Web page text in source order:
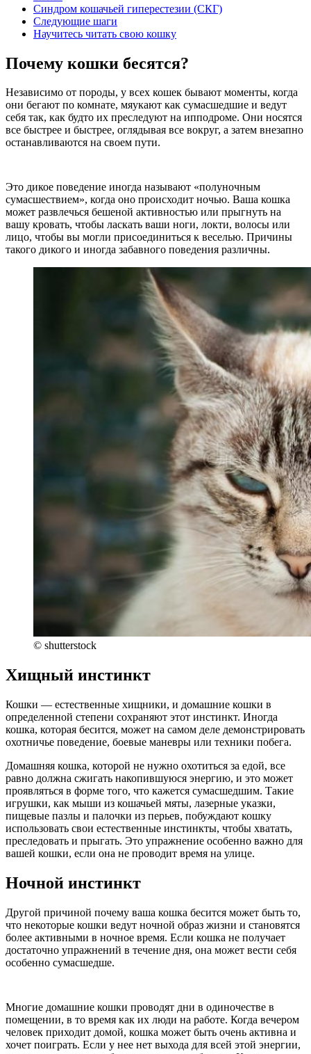
Синдром кошачьей гиперестезии (СКГ)
Следующие шаги
Научитесь читать свою кошку
Почему кошки бесятся?
Независимо от породы, у всех кошек бывают моменты, когда
они бегают по комнате, мяукают как сумасшедшие и ведут
себя так, как будто их преследуют на ипподроме. Они носятся
все быстрее и быстрее, оглядывая все вокруг, а затем внезапно
останавливаются на своем пути.
Это дикое поведение иногда называют «полуночным
сумасшествием», когда оно происходит ночью. Ваша кошка
может развлечься бешеной активностью или прыгнуть на
вашу кровать, чтобы ласкать ваши ноги, локти, волосы или
лицо, чтобы вы могли присоединиться к веселью. Причины
такого дикого и иногда забавного поведения различны.
© shutterstock
Хищный инстинкт
Кошки — естественные хищники, и домашние кошки в
определенной степени сохраняют этот инстинкт. Иногда
кошка, которая бесится, может на самом деле демонстрировать
охотничье поведение, боевые маневры или техники побега.
Домашняя кошка, которой не нужно охотиться за едой, все
равно должна сжигать накопившуюся энергию, и это может
проявляться в форме того, что кажется сумасшедшим. Такие
игрушки, как мыши из кошачьей мяты, лазерные указки,
пищевые пазлы и палочки из перьев, побуждают кошку
использовать свои естественные инстинкты, чтобы хватать,
преследовать и прыгать. Это упражнение особенно важно для
вашей кошки, если она не проводит время на улице.
Ночной инстинкт
Другой причиной почему ваша кошка бесится может быть то,
что некоторые кошки ведут ночной образ жизни и становятся
более активными в ночное время. Если кошка не получает
достаточно упражнений в течение дня, она может вести себя
особенно сумасшедше.
Многие домашние кошки проводят дни в одиночестве в
помещении, в то время как их люди на работе. Когда вечером
человек приходит домой, кошка может быть очень активна и
хочет поиграть. Если у нее нет выхода для всей этой энергии,